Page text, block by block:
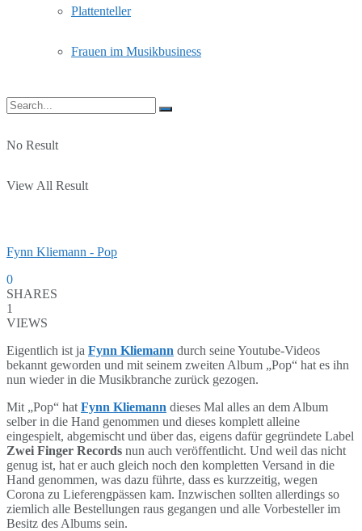
Plattenteller
Frauen im Musikbusiness
No Result
View All Result
Fynn Kliemann - Pop
0
SHARES
1
VIEWS
Eigentlich ist ja Fynn Kliemann durch seine Youtube-Videos
bekannt geworden und mit seinem zweiten Album „Pop“ hat es ihn
nun wieder in die Musikbranche zurück gezogen.
Mit „Pop“ hat Fynn Kliemann dieses Mal alles an dem Album
selber in die Hand genommen und dieses komplett alleine
eingespielt, abgemischt und über das, eigens dafür gegründete Label
Zwei Finger Records nun auch veröffentlicht. Und weil das nicht
genug ist, hat er auch gleich noch den kompletten Versand in die
Hand genommen, was dazu führte, dass es kurzzeitig, wegen
Corona zu Lieferengpässen kam. Inzwischen sollten allerdings so
ziemlich alle Bestellungen raus gegangen und alle Vorbesteller im
Besitz des Albums sein.